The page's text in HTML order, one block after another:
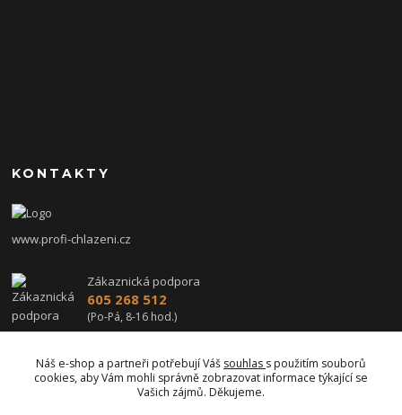
KONTAKTY
www.profi-chlazeni.cz
Zákaznická podpora
605 268 512
(Po-Pá, 8-16 hod.)
Náš e-shop a partneři potřebují Váš souhlas s použitím souborů
cookies, aby Vám mohli správně zobrazovat informace týkající se
Vašich zájmů. Děkujeme.